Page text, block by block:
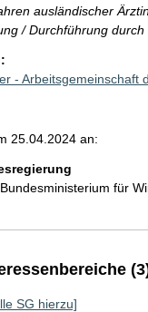
ausländischer
/ Durchführung
- Arbeitsgemeinschaft
25.04.2024 an:
Bundesministerium für
SG hierzu]